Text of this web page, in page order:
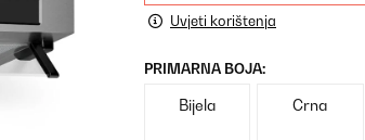
Uvjeti korištenja
PRIMARNA BOJA:
Bijela Crna